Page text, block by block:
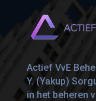
Actief VvE
Y. (Yakup)
in het beheren